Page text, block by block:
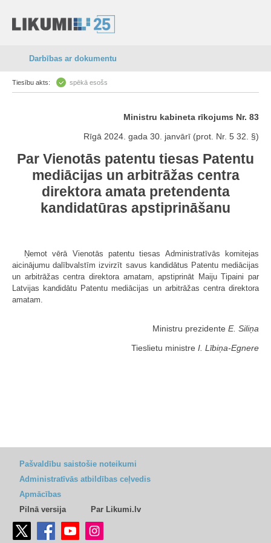
Darbības ar dokumentu
Tiesību akts: spēkā esošs
Ministru kabineta rīkojums Nr. 83
Rīgā 2024. gada 30. janvārī (prot. Nr. 5 32. §)
Par Vienotās patentu tiesas Patentu
mediācijas un arbitrāžas centra
direktora amata pretendenta
kandidatūras apstiprināšanu
Ņemot vērā Vienotās patentu tiesas Administratīvās komitejas
aicinājumu dalībvalstīm izvirzīt savus kandidātus Patentu mediācijas
un arbitrāžas centra direktora amatam, apstiprināt Maiju Tipaini par
Latvijas kandidātu Patentu mediācijas un arbitrāžas centra direktora
amatam.
Ministru prezidente E. Siliņa
Tieslietu ministre I. Lībiņa-Egnere
Pašvaldību saistošie noteikumi
Administratīvās atbildības ceļvedis
Apmācības
Pilnā versija
Par Likumi.lv